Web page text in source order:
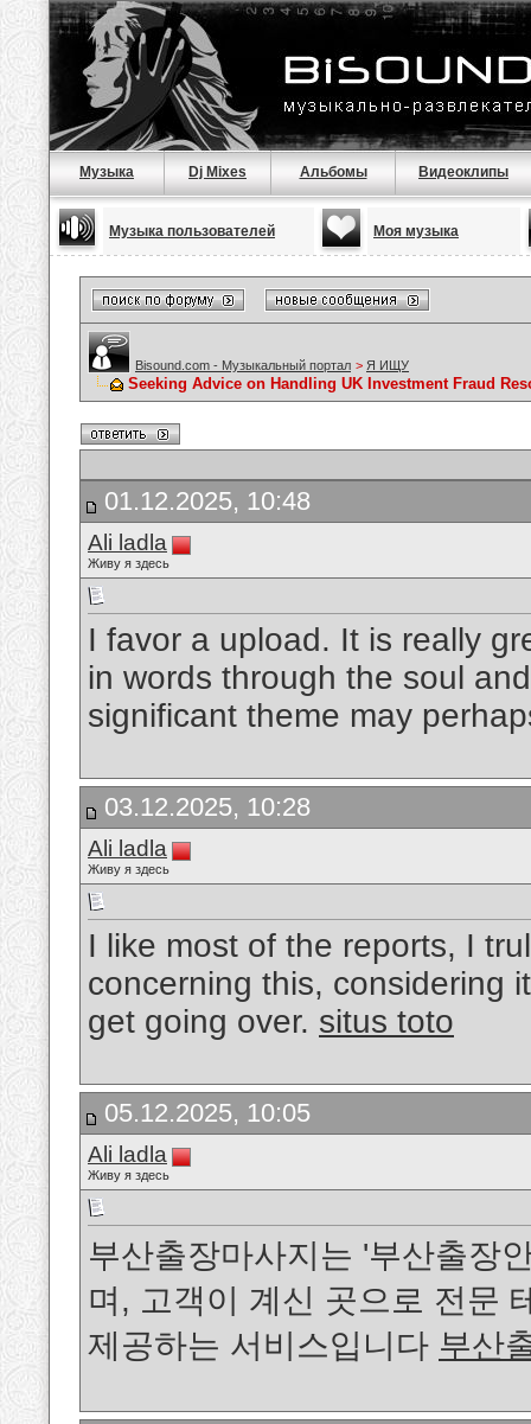
Музыка Dj Mixes Альбомы Видеоклипы
Музыка пользователей Моя музыка
Bisound.com - Музыкальный портал > Я ИЩУ
Seeking Advice on Handling UK Investment Fraud
01.12.2025, 10:48
Ali ladla
Живу я здесь
I favor a upload. It is really
in words through the soul
significant theme may
03.12.2025, 10:28
Ali ladla
Живу я здесь
I like most of the reports, I
concerning this, considering
get going over. situs toto
05.12.2025, 10:05
Ali ladla
Живу я здесь
부산출장마사지는 '부산출장
며, 고객이 계신 곳으로 전문
제공하는 서비스입니다 부산